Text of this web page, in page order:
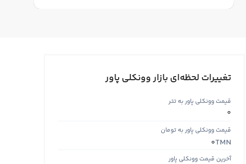
تغییرات لحظه‌ای بازار وونکلی پاور
قیمت وونکلی پاور به تتر
0
قیمت وونکلی پاور به تومان
TMN
0
آخرین قیمت وونکلی پاور